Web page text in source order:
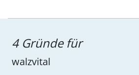
4 Gründe für
walzvital